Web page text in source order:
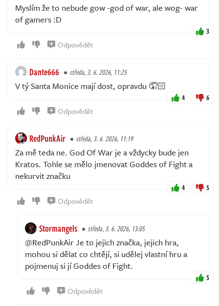
Myslím že to nebude gow -god of war, ale wog- war
of gamers :D
3
Odpovědět
Dante666 středa, 3. 6. 2026, 11:25
V tý Santa Monice mají dost, opravdu 🤦🏻
4 6
Odpovědět
RedPunkAir středa, 3. 6. 2026, 11:19
Za mě teda ne. God Of War je a vždycky bude jen
Kratos. Tohle se mělo jmenovat Goddes of Fight a
nekurvit značku
4 5
Odpovědět
Stormangels středa, 3. 6. 2026, 13:05
@RedPunkAir Je to jejich značka, jejich hra,
mohou si dělat co chtějí, si udělej vlastní hru a
pojmenuj si jí Goddes of Fight.
5
Odpovědět